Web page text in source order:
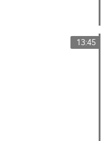
13:45